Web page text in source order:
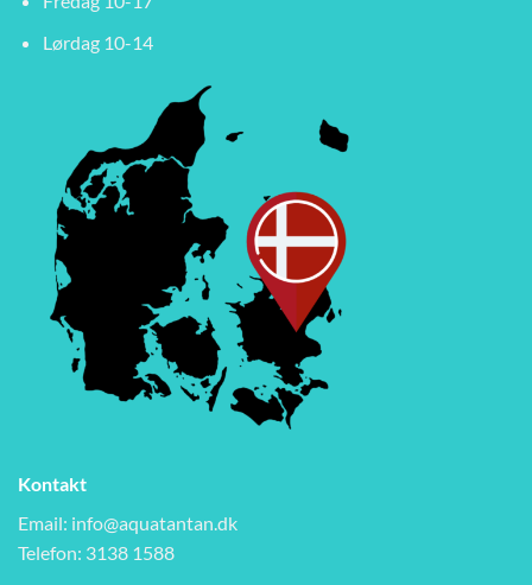
Lørdag 10-14
Kontakt
Email: info@aquatantan.dk
Telefon: 3138 1588